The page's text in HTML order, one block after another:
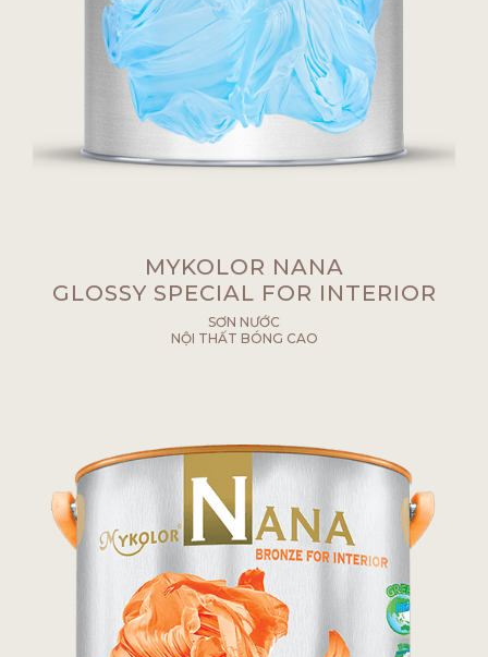
MYKOLOR NANA
GLOSSY SPECIAL FOR INTERIOR
SƠN NƯỚC
NỘI THẤT BÓNG CAO